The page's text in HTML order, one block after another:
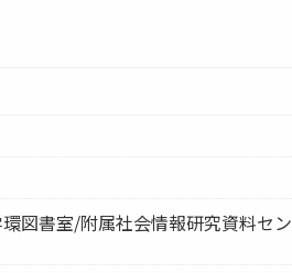
図書室/附属社会情報研究資料セン